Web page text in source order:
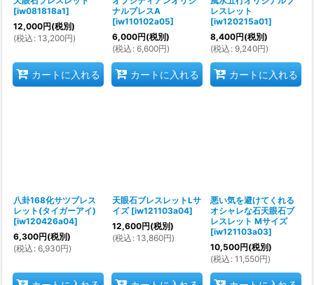
[iw081818a1]
12,000円(税別)
(税込 : 13,200円)
カートに入れる
ナルブレスA
[iw110102a05]
6,000円(税別)
(税込 : 6,600円)
カートに入れる
レスレット
[iw120215a01]
8,400円(税別)
(税込 : 9,240円)
カートに入れる
八卦168化サツブレス
レット(タイガーアイ)
[iw120426a04]
6,300円(税別)
(税込 : 6,930円)
天眼石ブレスレットLサ
イズ [iw121103a04]
12,600円(税別)
(税込 : 13,860円)
悪い気を避けてくれる
オシャレな石天眼石ブ
レスレット Mサイズ
[iw121103a03]
10,500円(税別)
(税込 : 11,550円)